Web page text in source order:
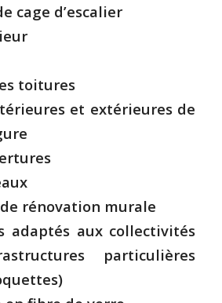
cage d’escalier
toitures
et extérieures de
rénovation murale
adaptés aux collectivités
particulières